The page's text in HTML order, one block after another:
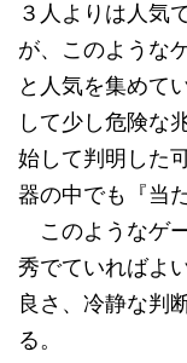
３人よりは人気
が、このような
と人気を集めて
して少し危険な
始して判明した
器の中でも『当
このようなゲ
秀でていればよ
良さ、冷静な判
る。